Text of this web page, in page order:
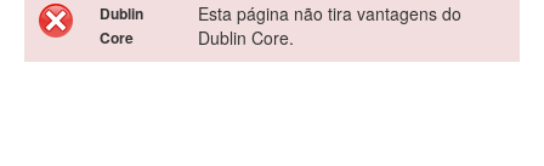
Dublin
Core
Esta página não tira vantagens do
Dublin Core.